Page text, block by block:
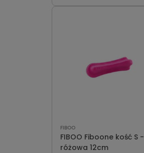
FIBOO
FIBOO Fiboone kość S -
różowa 12cm